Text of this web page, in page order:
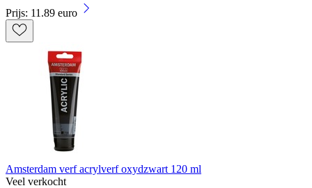
Prijs: 11.89 euro
Amsterdam verf acrylverf oxydzwart 120 ml
Veel verkocht